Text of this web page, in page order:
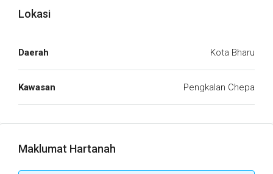
Lokasi
Daerah Kota Bharu
Kawasan Pengkalan Chepa
Maklumat Hartanah